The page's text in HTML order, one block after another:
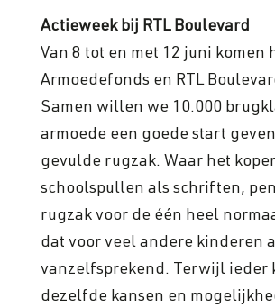
Actieweek bij RTL Boulevard
Van 8 tot en met 12 juni komen
Armoedefonds en RTL
Samen willen we 10.000
armoede een goede start
gevulde rugzak. Waar het
schoolspullen als schriften,
rugzak voor de één heel
dat voor veel andere kinderen
vanzelfsprekend. Terwijl ieder
dezelfde kansen en